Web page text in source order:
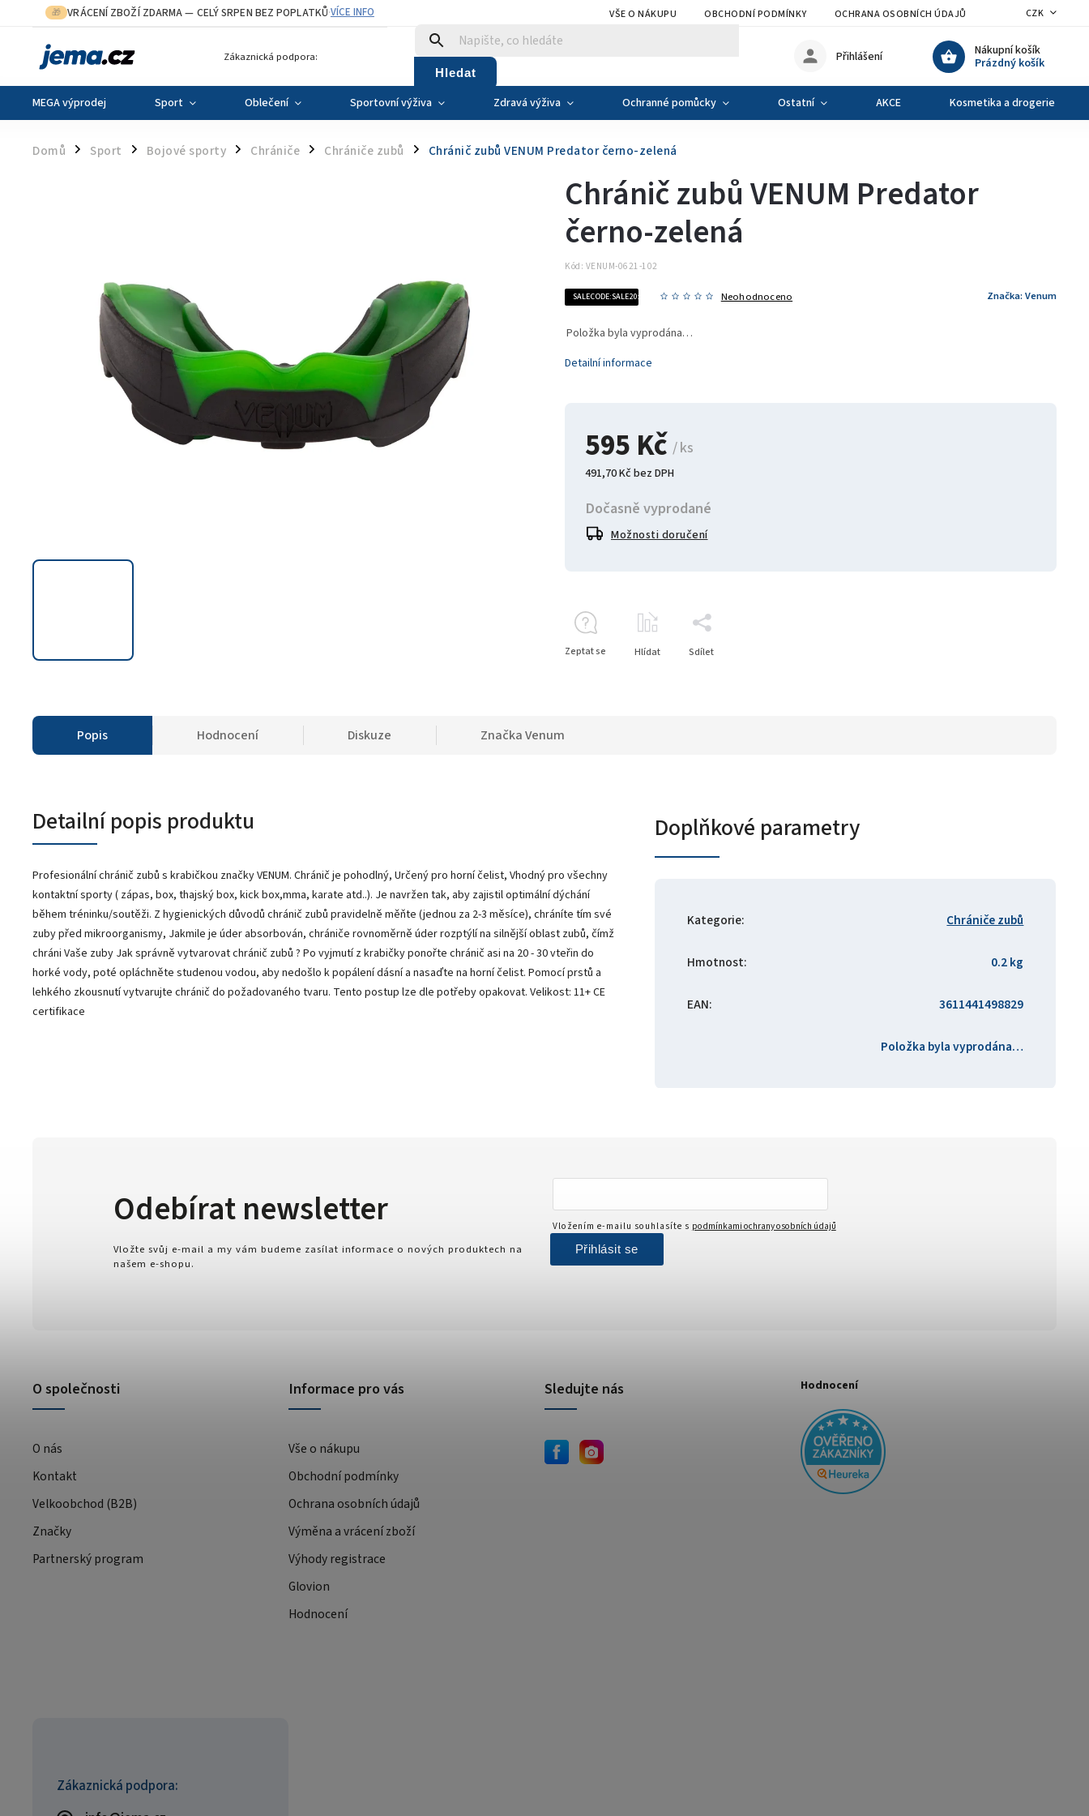
🎁 VRÁCENÍ ZBOŽÍ ZDARMA— CELÝ SRPEN BEZ POPLATKŮ·VÍCE INFO VŠE O NÁKUPU OBCHODNÍ PODMÍNKY OCHRANA OSOBNÍCH ÚDAJŮ VÝMĚNA A VRÁCENÍ
CZK
Zákaznická podpora:
Hledat
Nákupní košík
Prázdný košík
Přihlášení
MEGA výprodej Sport Oblečení Sportovní výživa Zdravá výživa Ochranné pomůcky Ostatní AKCE Kosmetika a drogerie
Domů / Sport / Bojové sporty / Chrániče / Chrániče zubů / Chránič zubů VENUM Predator černo-zelená
595 Kč / ks
491,70 Kč bez DPH
Dočasně vyprodané
Možnosti doručení
Chránič zubů VENUM Predator
černo-zelená
Kód: VENUM-0621-102
SALECODE:SALE20:20:% Neohodnoceno Značka: Venum
Položka byla vyprodána…
Detailní informace
Zeptat se Hlídat Sdílet
Popis Hodnocení Diskuze ZnačkaVenum
Detailní popis produktu
Profesionální chránič zubů s krabičkou značky VENUM. Chránič je pohodlný, Určený pro horní čelist, Vhodný pro všechny
kontaktní sporty ( zápas, box, thajský box, kick box,mma, karate atd..). Je navržen tak, aby zajistil optimální dýchání
během tréninku/soutěži. Z hygienických důvodů chránič zubů pravidelně měňte (jednou za 2-3 měsíce), chráníte tím své
zuby před mikroorganismy, Jakmile je úder absorbován, chrániče rovnoměrně úder rozptýlí na silnější oblast zubů, čímž
chráni Vaše zuby Jak správně vytvarovat chránič zubů ? Po vyjmutí z krabičky ponořte chránič asi na 20 - 30 vteřin do
horké vody, poté opláchněte studenou vodou, aby nedošlo k popálení dásní a nasaďte na horní čelist. Pomocí prstů a
lehkého zkousnutí vytvarujte chránič do požadovaného tvaru. Tento postup lze dle potřeby opakovat. Velikost: 11+ CE
certifikace
Doplňkové parametry
Kategorie: Chrániče zubů
Hmotnost: 0.2 kg
EAN: 3611441498829
Položka byla vyprodána…
Zákaznická podpora:
O společnosti
O nás
Kontakt
Velkoobchod (B2B)
Značky
Partnerský program
Informace pro vás
Vše o nákupu
Obchodní podmínky
Ochrana osobních údajů
Výměna a vrácení zboží
Výhody registrace
Glovion
Hodnocení
Odebírat newsletter
Vložte svůj e-mail a my vám budeme zasílat informace o nových produktech na
našem e-shopu.
Vložením e-mailu souhlasíte s podmínkami ochrany osobních údajů
Přihlásit se
Sledujte nás Hodnocení